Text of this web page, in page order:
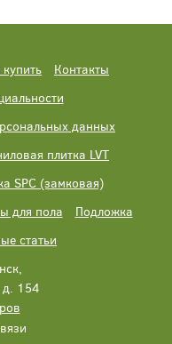
купить
Контакты
данных
плитка LVT
SPC (замковая)
для пола
Подложка
статьи
д. 154